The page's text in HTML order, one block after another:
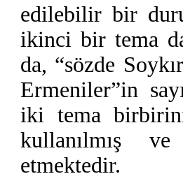
edilebilir bir
ikinci bir tema
da, “sözde
Ermeniler”in
iki tema
kullanılmış
etmektedir.